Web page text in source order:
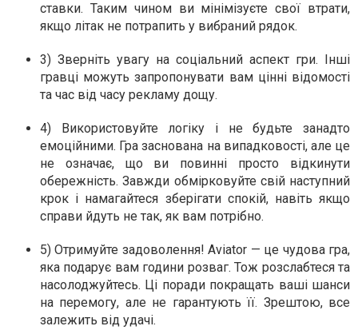
ставки. Таким чином ви мінімізуєте свої втрати,
якщо літак не потрапить у вибраний рядок.
3) Зверніть увагу на соціальний аспект гри. Інші
гравці можуть запропонувати вам цінні відомості
та час від часу рекламу дощу.
4) Використовуйте логіку і не будьте занадто
емоційними. Гра заснована на випадковості, але це
не означає, що ви повинні просто відкинути
обережність. Завжди обмірковуйте свій наступний
крок і намагайтеся зберігати спокій, навіть якщо
справи йдуть не так, як вам потрібно.
5) Отримуйте задоволення! Aviator — це чудова гра,
яка подарує вам години розваг. Тож розслабтеся та
насолоджуйтесь. Ці поради покращать ваші шанси
на перемогу, але не гарантують її. Зрештою, все
залежить від удачі.